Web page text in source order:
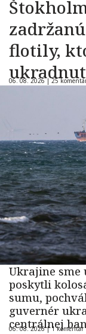
flotily,
06. 08. 2026 |25
Ukrajine sme
poskytli
sumu,
guvernér
centrálnej
06. 08. 2026 |1 komentár